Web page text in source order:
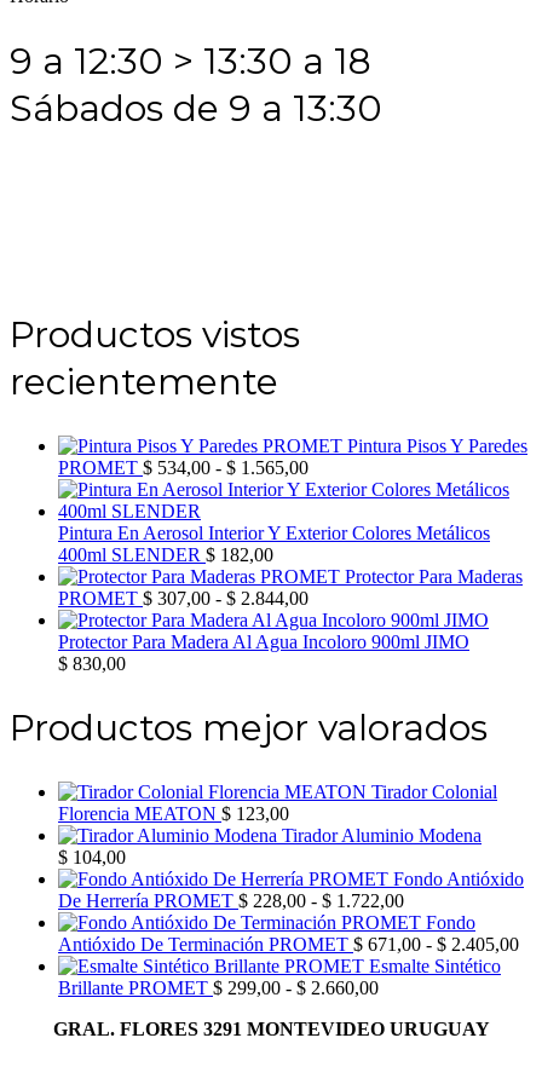
9 a 12:30 > 13:30 a 18
Sábados de 9 a 13:30
Productos vistos
recientemente
Pintura Pisos Y Paredes
PROMET $ 534,00 - $ 1.565,00Rango
de
desde
hasta
$ 1.565,00
Pintura En Aerosol Interior Y Exterior Colores Metálicos
400ml SLENDER $ 182,00
Protector Para Maderas
PROMET $ 307,00 - $ 2.844,00Rango
de
precios:
$ 2.844,00
Protector Para Madera Al Agua Incoloro 900ml JIMO
$ 830,00
Productos mejor valorados
Tirador Colonial
Florencia MEATON $ 123,00
Tirador Aluminio Modena
$ 104,00
Fondo Antióxido
De Herrería PROMET $ 228,00 - $ 1.722,00Rango
de
precios:
desde
$ 1.722,00
Fondo
Antióxido De Terminación PROMET $ 671,00 - $ 2.405,00
Esmalte Sintético
Brillante PROMET $ 299,00 - $ 2.660,00Rango
precios:
GRAL. FLORES 3291 MONTEVIDEO URUGUAY